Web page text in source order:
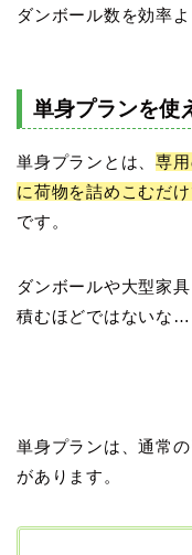
ダンボール数を効率
単身プランを使
単身プランとは、専
に荷物を詰めこむだ
です。
ダンボールや大型家
積むほどではないな…
単身プランは、通常
があります。